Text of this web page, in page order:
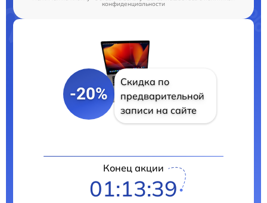
конфиденциальности
-20%
Скидка по
предварительной
записи на сайте
Конец акции
01:13:38